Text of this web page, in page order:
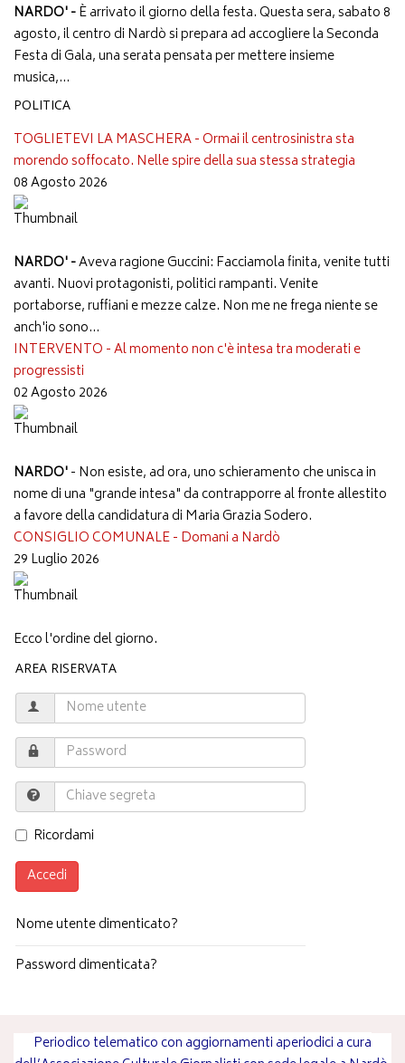
NARDO' -È arrivato il giorno della festa. Questa sera, sabato 8
agosto, il centro di Nardò si prepara ad accogliere la Seconda
Festa di Gala, una serata pensata per mettere insieme
musica,...
POLITICA
TOGLIETEVI LA MASCHERA - Ormai il centrosinistra sta
morendo soffocato. Nelle spire della sua stessa strategia
08 Agosto 2026
NARDO' -Aveva ragione Guccini: Facciamola finita, venite tutti
avanti. Nuovi protagonisti, politici rampanti. Venite
portaborse, ruffiani e mezze calze. Non me ne frega niente se
anch'io sono...
INTERVENTO - Al momento non c'è intesa tra moderati e
progressisti
02 Agosto 2026
NARDO'- Non esiste, ad ora, uno schieramento che unisca in
nome di una "grande intesa" da contrapporre al fronte allestito
a favore della candidatura di Maria Grazia Sodero.
CONSIGLIO COMUNALE - Domani a Nardò
29 Luglio 2026
Ecco l'ordine del giorno.
AREA RISERVATA
Ricordami
Accedi
Nome utente dimenticato?
Password dimenticata?
Periodico telematico con aggiornamenti aperiodici a cura